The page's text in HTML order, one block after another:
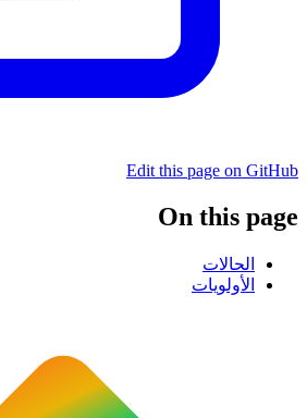
Edit this page on GitHub
On this page
الحالات
الأولويات